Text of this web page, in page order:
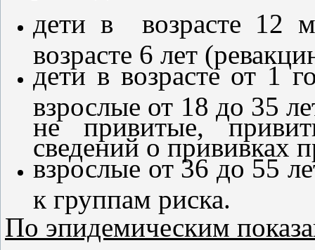
дети в возрасте 12
возрасте 6 лет
дети в возрасте от 1
взрослые от 18 до 35
не привитые,
сведений о прививках
взрослые от 36 до 55
к группам риска.
По эпидемическим